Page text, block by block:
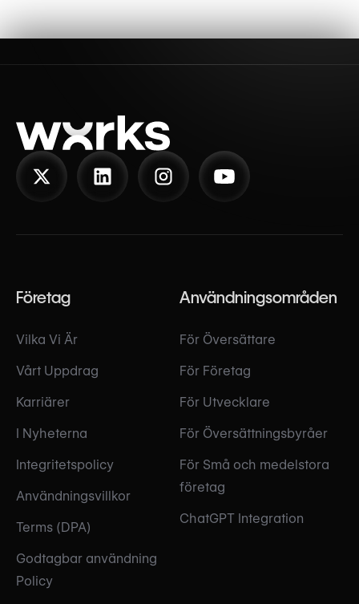
Företag
Vilka Vi Är
Vårt Uppdrag
Karriärer
I Nyheterna
Integritetspolicy
Användningsvillkor
Terms (DPA)
Godtagbar användning
Policy
Användningsområden
För Översättare
För Företag
För Utvecklare
För Översättningsbyråer
För Små och medelstora
företag
ChatGPT Integration